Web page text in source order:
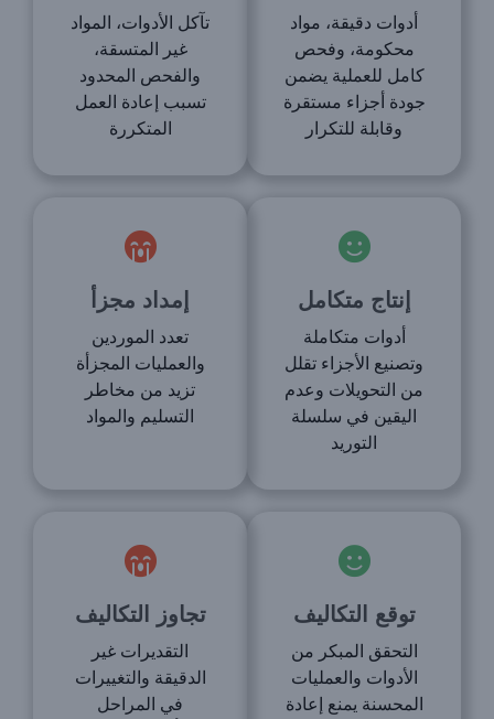
أدوات دقيقة، مواد
محكومة، وفحص
كامل للعملية يضمن
جودة أجزاء مستقرة
وقابلة للتكرار
تآكل الأدوات، المواد
غير المتسقة،
والفحص المحدود
تسبب إعادة العمل
المتكررة
إنتاج متكامل
أدوات متكاملة
وتصنيع الأجزاء تقلل
من التحويلات وعدم
اليقين في سلسلة
التوريد
إمداد مجزأ
تعدد الموردين
والعمليات المجزأة
تزيد من مخاطر
التسليم والمواد
توقع التكاليف
التحقق المبكر من
الأدوات والعمليات
المحسنة يمنع إعادة
تجاوز التكاليف
التقديرات غير
الدقيقة والتغييرات
في المراحل